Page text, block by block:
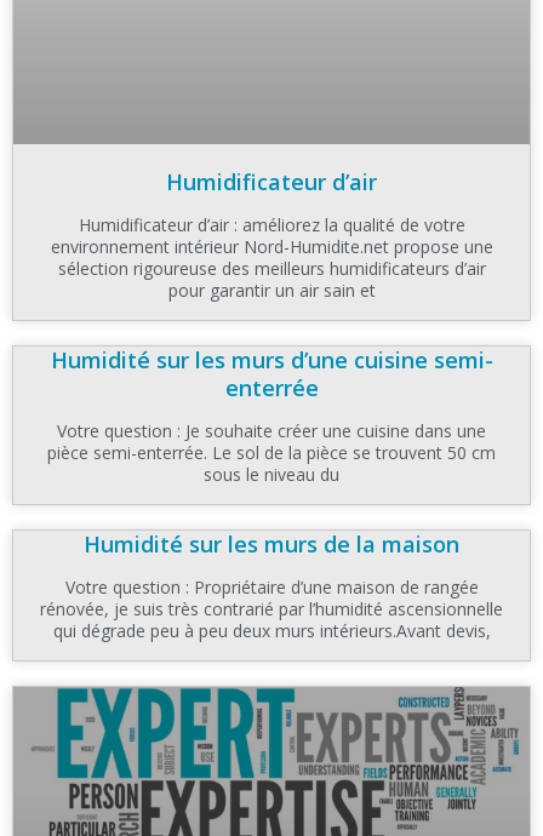
Humidificateur d’air
Humidificateur d’air : améliorez la qualité de votre
environnement intérieur Nord-Humidite.net propose une
sélection rigoureuse des meilleurs humidificateurs d’air
pour garantir un air sain et
Humidité sur les murs d’une cuisine semi-
enterrée
Votre question : Je souhaite créer une cuisine dans une
pièce semi-enterrée. Le sol de la pièce se trouvent 50 cm
sous le niveau du
Humidité sur les murs de la maison
Votre question : Propriétaire d’une maison de rangée
rénovée, je suis très contrarié par l’humidité ascensionnelle
qui dégrade peu à peu deux murs intérieurs.Avant devis,